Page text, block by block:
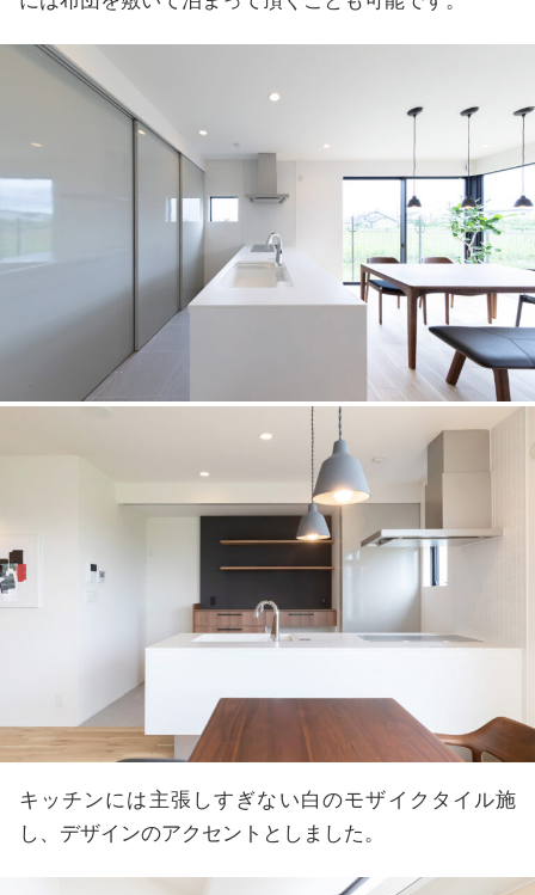
キッチンには主張しすぎない白のモザイクタイル施
し、デザインのアクセントとしました。